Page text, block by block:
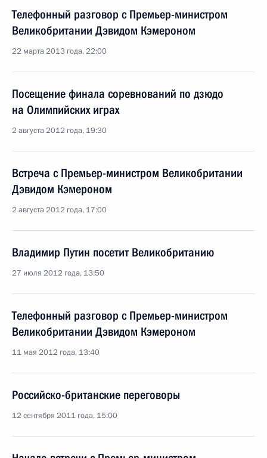
Телефонный разговор с Премьер-министром
Великобритании Дэвидом Кэмероном
22 марта 2013 года, 22:00
Посещение финала соревнований по дзюдо
на Олимпийских играх
2 августа 2012 года, 19:30
Встреча с Премьер-министром Великобритании
Дэвидом Кэмероном
2 августа 2012 года, 17:00
Владимир Путин посетит Великобританию
27 июля 2012 года, 13:50
Телефонный разговор с Премьер-министром
Великобритании Дэвидом Кэмероном
11 мая 2012 года, 13:40
Российско-британские переговоры
12 сентября 2011 года, 15:00